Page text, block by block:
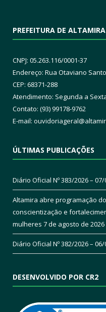
PREFEITURA DE ALTAMIRA
CNPJ: 05.263.116/0001-37
Endereço: Rua Otaviano
CEP: 68371-288
Atendimento: Segunda a
Contato: (93) 99178-9762
E-mail:
ÚLTIMAS PUBLICAÇÕES
Diário Oficial Nº 383/2026 –
Altamira abre programação
conscientização e
mulheres 7 de agosto de 2026
Diário Oficial Nº 382/2026 –
DESENVOLVIDO POR CR2